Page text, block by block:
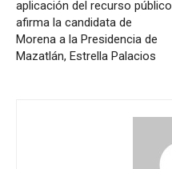
aplicación del recurso público
afirma la candidata de
Morena a la Presidencia de
Mazatlán, Estrella Palacios